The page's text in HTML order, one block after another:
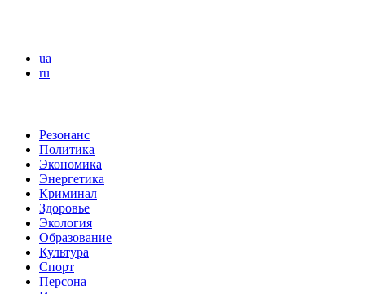
ua
ru
Резонанс
Политика
Экономика
Энергетика
Криминал
Здоровье
Экология
Образование
Культура
Спорт
Персона